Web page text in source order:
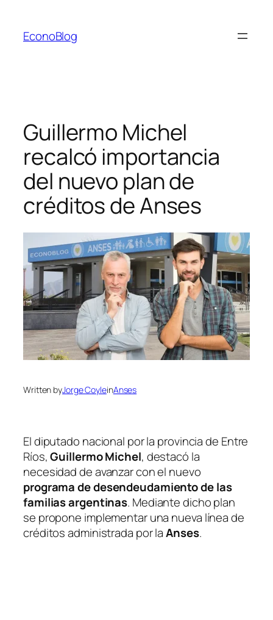
contenido
EconoBlog
Guillermo Michel
recalcó importancia
del nuevo plan de
créditos de Anses
Written byJorge CoyleinAnses
El diputado nacional por la provincia de Entre
Ríos,Guillermo Michel, destacó la
necesidad de avanzar con el nuevo
programa de desendeudamiento de las
familias argentinas. Mediante dicho plan
se propone implementar una nueva línea de
créditos administrada por laAnses.